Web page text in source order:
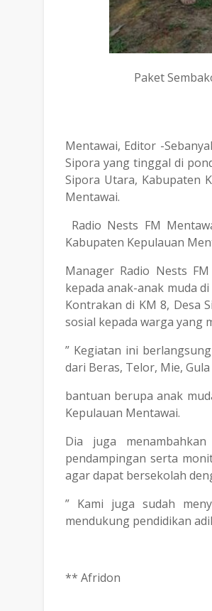
Paket
Mentawai, Editor -
Sipora yang tinggal di
Sipora Utara, Kabupaten
Mentawai.
Radio Nests FM
Kabupaten Kepulauan
Manager Radio Nests
kepada anak-anak muda
Kontrakan di KM 8, Desa
sosial kepada warga yang
” Kegiatan ini
dari Beras, Telor, Mie,
bantuan berupa anak
Kepulauan Mentawai.
Dia juga
pendampingan serta
agar dapat bersekolah
” Kami juga sudah
mendukung pendidikan
** Afridon